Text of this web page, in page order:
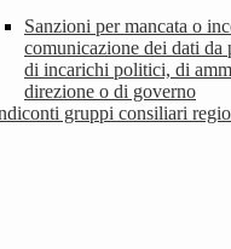
Sanzioni per mancata o
comunicazione dei dati da
di incarichi politici, di
direzione o di governo
gruppi consiliari